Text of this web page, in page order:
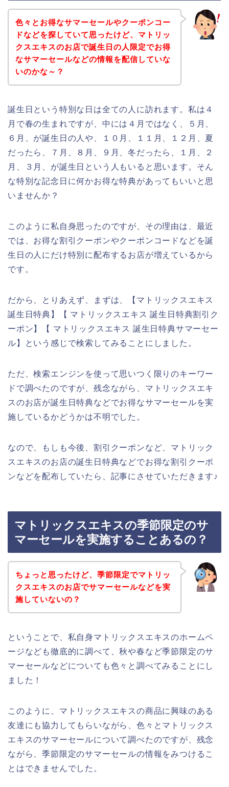
色々とお得なサマーセールやクーポンコー
ドなどを探していて思ったけど、マトリッ
クスエキスのお店で誕生日の人限定でお得
なサマーセールなどの情報を配信していな
いのかな～？
誕生日という特別な日は全ての人に訪れます。私は４
月で春の生まれですが、中には４月ではなく、５月、
６月、が誕生日の人や、１０月、１１月、１２月、夏
だったら、７月、８月、９月、冬だったら、１月、２
月、３月、が誕生日という人もいると思います。そん
な特別な記念日に何かお得な特典があってもいいと思
いませんか？
このように私自身思ったのですが、その理由は、最近
では、お得な割引クーポンやクーポンコードなどを誕
生日の人にだけ特別に配布するお店が増えているから
です。
だから、とりあえず、まずは、【マトリックスエキス
誕生日特典】【 マトリックスエキス 誕生日特典割引ク
ーポン】【 マトリックスエキス 誕生日特典サマーセー
ル】という感じで検索してみることにしました。
ただ、検索エンジンを使って思いつく限りのキーワー
ドで調べたのですが、残念ながら、マトリックスエキ
スのお店が誕生日特典などでお得なサマーセールを実
施しているかどうかは不明でした。
なので、もしも今後、割引クーポンなど、マトリック
スエキスのお店の誕生日特典などでお得な割引クーポ
ンなどを配布していたら、記事にさせていただきます♪
マトリックスエキスの季節限定のサ
マーセールを実施することあるの？
ちょっと思ったけど、季節限定でマトリッ
クスエキスのお店でサマーセールなどを実
施していないの？
ということで、私自身マトリックスエキスのホームペ
ージなども徹底的に調べて、秋や春など季節限定のサ
マーセールなどについても色々と調べてみることにし
ました！
このように、マトリックスエキスの商品に興味のある
友達にも協力してもらいながら、色々とマトリックス
エキスのサマーセールについて調べたのですが、残念
ながら、季節限定のサマーセールの情報をみつけるこ
とはできませんでした。